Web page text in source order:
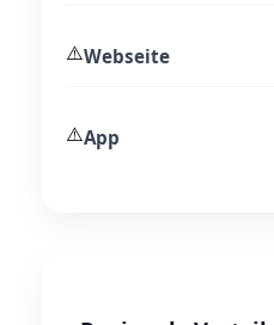
⚠️Webseite
⚠️App